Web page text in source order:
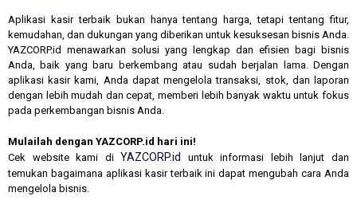
Aplikasi kasir terbaik bukan hanya tentang harga, tetapi tentang fitur,
kemudahan, dan dukungan yang diberikan untuk kesuksesan bisnis Anda.
YAZCORP.id menawarkan solusi yang lengkap dan efisien bagi bisnis
Anda, baik yang baru berkembang atau sudah berjalan lama. Dengan
aplikasi kasir kami, Anda dapat mengelola transaksi, stok, dan laporan
dengan lebih mudah dan cepat, memberi lebih banyak waktu untuk fokus
pada perkembangan bisnis Anda.
Mulailah dengan YAZCORP.id hari ini!
Cek website kami di YAZCORP.id
untuk informasi lebih lanjut dan
temukan bagaimana aplikasi kasir terbaik ini dapat mengubah cara Anda
mengelola bisnis.